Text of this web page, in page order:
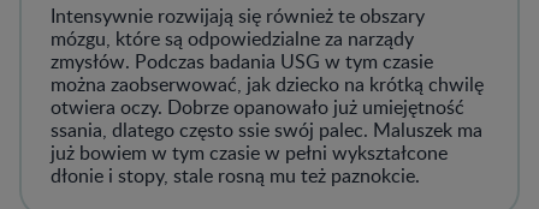
Intensywnie rozwijają się również te obszary
mózgu, które są odpowiedzialne za narządy
zmysłów. Podczas badania USG w tym czasie
można zaobserwować, jak dziecko na krótką chwilę
otwiera oczy. Dobrze opanowało już umiejętność
ssania, dlatego często ssie swój palec. Maluszek ma
już bowiem w tym czasie w pełni wykształcone
dłonie i stopy, stale rosną mu też paznokcie.